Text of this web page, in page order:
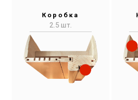
Коробка
2.5 шт.